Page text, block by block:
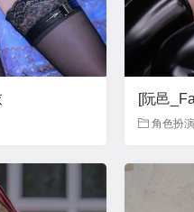
[阮邑
角色扮演